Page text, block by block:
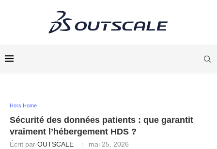
Hors Home
Sécurité des données patients : que garantit
vraiment l’hébergement HDS ?
Écrit par OUTSCALE mai 25, 2026